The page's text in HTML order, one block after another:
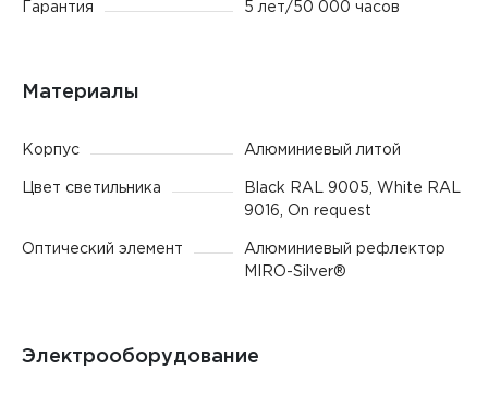
Гарантия 5 лет/50 000 часов
Материалы
Корпус Алюминиевый литой
Цвет светильника
Black RAL 9005, White RAL
9016, On request
Оптический элемент
Алюминиевый рефлектор
MIRO-Silver®
Электрооборудование